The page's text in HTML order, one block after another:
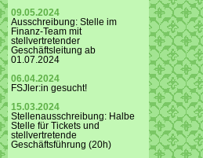
09.05.2024
Ausschreibung: Stelle im
Finanz-Team mit
stellvertretender
Geschäftsleitung ab
01.07.2024
06.04.2024
FSJler:in gesucht!
15.03.2024
Stellenausschreibung: Halbe
Stelle für Tickets und
stellvertretende
Geschäftsführung (20h)